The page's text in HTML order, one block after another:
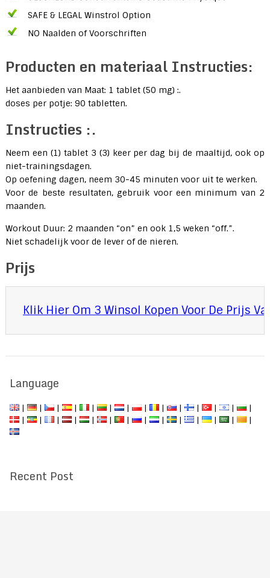
SAFE & LEGAL Winstrol Option
NO Naalden of Voorschriften
Producten en materiaal Instructies:
Het aanbieden van Maat: 1 tablet (50 mg) :.
doses per potje: 90 tabletten.
Instructies :.
Neem een (1) tablet 3 (3) keer per dag bij de maaltijd, ook op
niet-trainingsdagen.
Op oefening dagen, neem 30-45 minuten voor uit te werken.
Voor de beste resultaten, gebruik voor een minimum van 2
maanden.
Workout Duur: 2 maanden “on” en ook 1,5 weken “off.”.
Niet schadelijk voor de lever of de nieren.
Prijs
Klik Hier Om 3 Winsol Kopen Voor De Prijs
Language
| | | | | | | | | | | | |
|
|
| | | | | | | | | | | | |
Recent Post